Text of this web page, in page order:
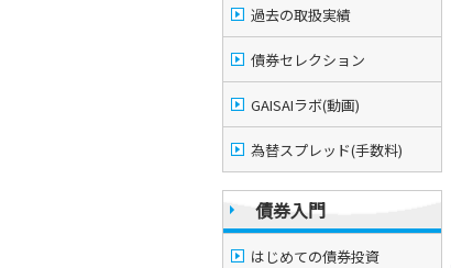
過去の取扱実績
債券セレクション
GAISAIラボ(動画)
為替スプレッド(手数料)
債券入門
はじめての債券投資